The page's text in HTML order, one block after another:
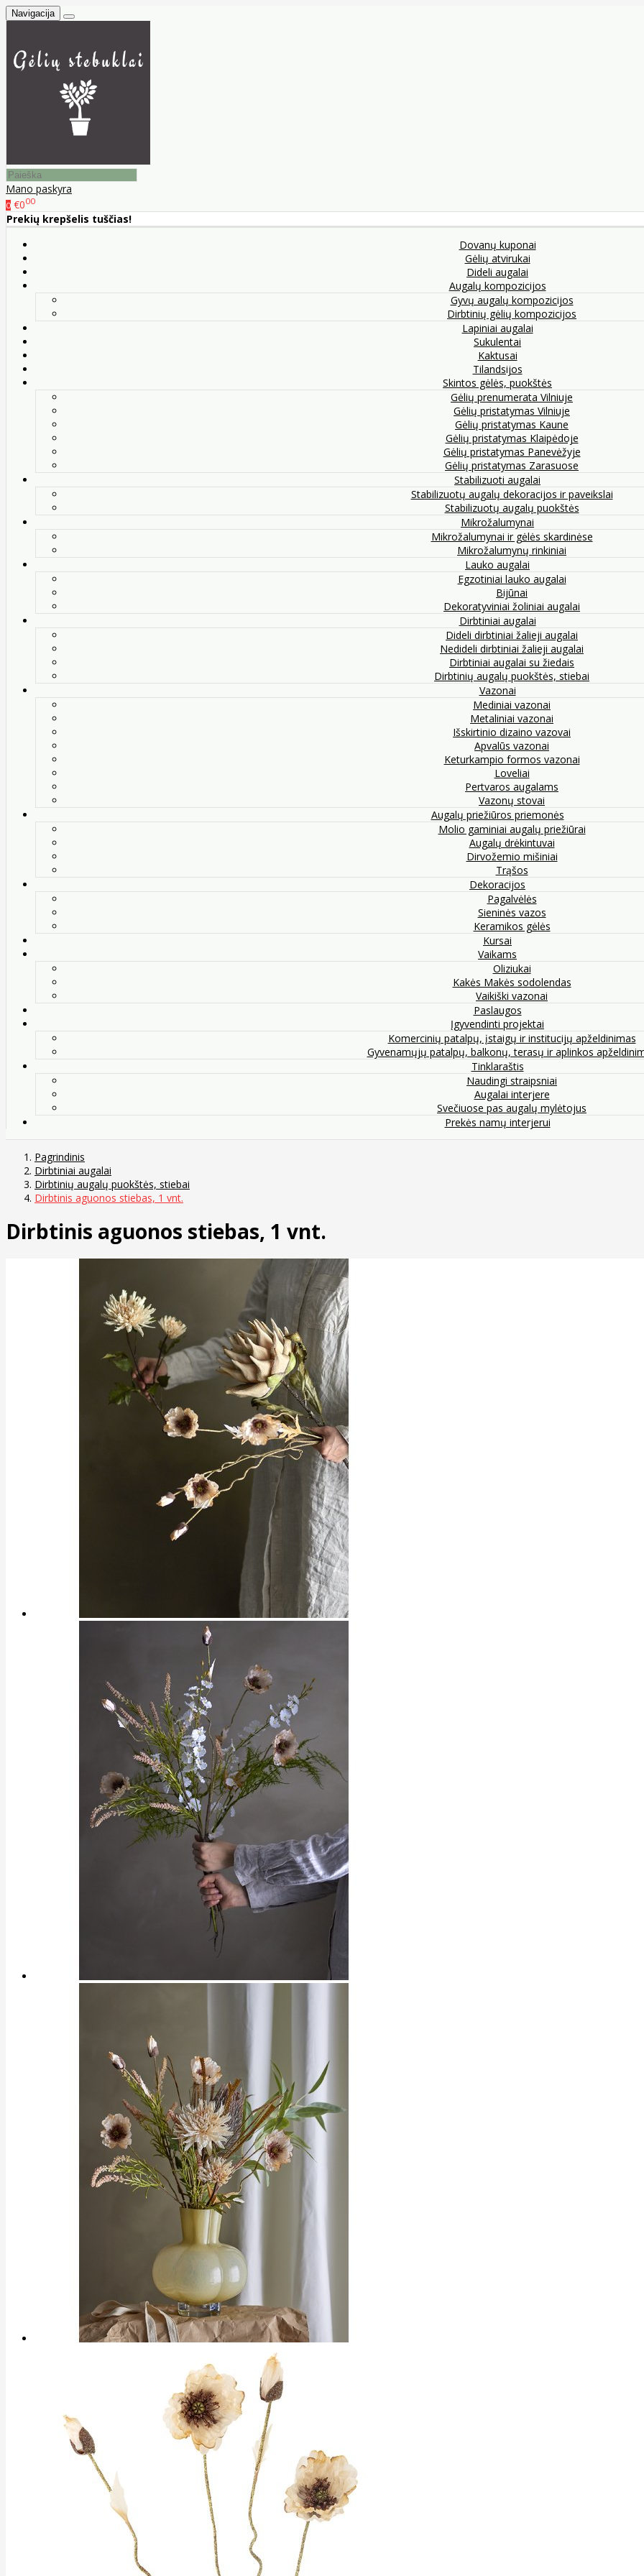
Navigacija
Mano paskyra
0 €000
Prekių krepšelis tuščias!
Dovanų kuponai
Gėlių atvirukai
Dideli augalai
Augalų kompozicijos
Gyvų augalų kompozicijos
Dirbtinių gėlių kompozicijos
Lapiniai augalai
Sukulentai
Kaktusai
Tilandsijos
Skintos gėlės, puokštės
Gėlių prenumerata Vilniuje
Gėlių pristatymas Vilniuje
Gėlių pristatymas Kaune
Gėlių pristatymas Klaipėdoje
Gėlių pristatymas Panevėžyje
Gėlių pristatymas Zarasuose
Stabilizuoti augalai
Stabilizuotų augalų dekoracijos ir paveikslai
Stabilizuotų augalų puokštės
Mikrožalumynai
Mikrožalumynai ir gėlės skardinėse
Mikrožalumynų rinkiniai
Lauko augalai
Egzotiniai lauko augalai
Bijūnai
Dekoratyviniai žoliniai augalai
Dirbtiniai augalai
Dideli dirbtiniai žalieji augalai
Nedideli dirbtiniai žalieji augalai
Dirbtiniai augalai su žiedais
Dirbtinių augalų puokštės, stiebai
Vazonai
Mediniai vazonai
Metaliniai vazonai
Išskirtinio dizaino vazovai
Apvalūs vazonai
Keturkampio formos vazonai
Loveliai
Pertvaros augalams
Vazonų stovai
Augalų priežiūros priemonės
Molio gaminiai augalų priežiūrai
Augalų drėkintuvai
Dirvožemio mišiniai
Trąšos
Dekoracijos
Pagalvėlės
Sieninės vazos
Keramikos gėlės
Kursai
Vaikams
Oliziukai
Kakės Makės sodolendas
Vaikiški vazonai
Paslaugos
Įgyvendinti projektai
Komercinių patalpų, įstaigų ir institucijų apželdinimas
Gyvenamųjų patalpų, balkonų, terasų ir aplinkos
Tinklaraštis
Naudingi straipsniai
Augalai interjere
Svečiuose pas augalų mylėtojus
Prekės namų interjerui
Pagrindinis
Dirbtiniai augalai
Dirbtinių augalų puokštės, stiebai
Dirbtinis aguonos stiebas, 1 vnt.
Dirbtinis aguonos stiebas, 1 vnt.